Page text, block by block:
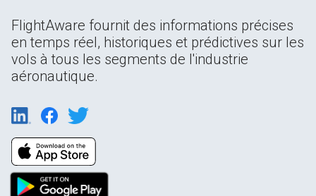
FlightAware fournit des informations précises
en temps réel, historiques et prédictives sur les
vols à tous les segments de l'industrie
aéronautique.